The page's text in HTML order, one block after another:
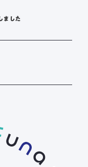
ました